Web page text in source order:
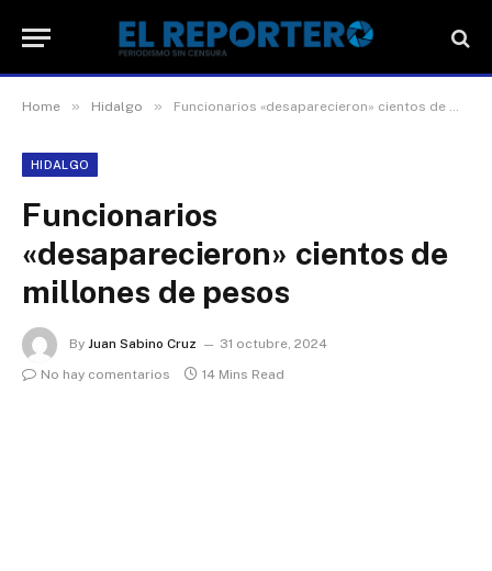
Home » Hidalgo » Funcionarios «desaparecieron» cientos de millones de pesos
HIDALGO
Funcionarios
«desaparecieron» cientos de
millones de pesos
By Juan Sabino Cruz
31 octubre, 2024
No hay comentarios
14 Mins Read